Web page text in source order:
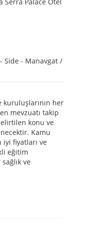
Side - Manavgat /
kuruluşlarının her
mevzuatı takip
konu ve
Kamu
fiyatları ve
eğitim
ve